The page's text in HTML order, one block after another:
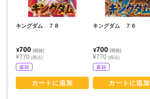
キングダム ７８
¥700 (税抜)
¥770 (税込)
書籍
カートに追加
キングダム ７６
¥700 (税抜)
¥770 (税込)
書籍
カートに追加